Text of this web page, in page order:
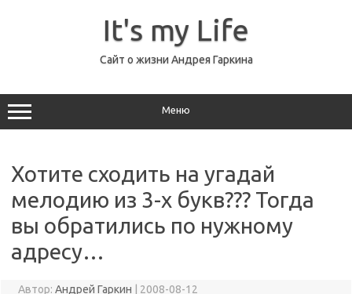
It's my Life
Сайт о жизни Андрея Гаркина
Меню
Хотите сходить на угадай
мелодию из 3-х букв??? Тогда
вы обратились по нужному
адресу…
Автор: Андрей Гаркин 2008-08-12